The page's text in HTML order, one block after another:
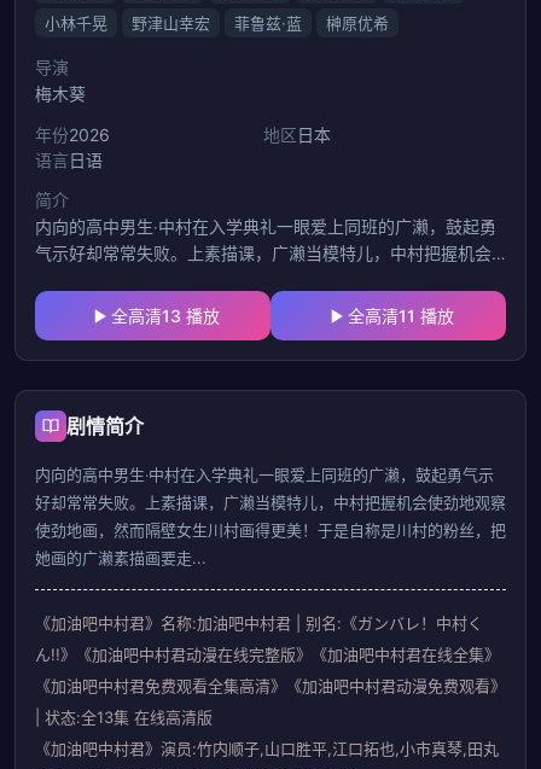
小林千晃
野津山幸宏 菲鲁兹·蓝 榊原优希
导演
梅木葵
年份2026 地区日本
语言日语
简介
内向的高中男生‧中村在入学典礼一眼爱上同班的广濑，鼓起勇
气示好却常常失败。上素描课，广濑当模特儿，中村把握机会
是川村的粉丝，把她画的广濑素描画要走
全高清13 播放 全高清11 播放
剧情简介
内向的高中男生‧中村在入学典礼一眼爱上同班的广濑，鼓起勇气示
好却常常失败。上素描课，广濑当模特儿，中村把握机会使劲地观察
使劲地画，然而隔壁女生川村画得更美！于是自称是川村的粉丝，把
她画的广濑素描画要走...
《加油吧中村君》名称:加油吧中村君 | 别名:《ガンバレ！中村く
ん!!》《加油吧中村君动漫在线完整版》《加油吧中村君在线全集》
《加油吧中村君免费观看全集高清》《加油吧中村君动漫免费观看》
| 状态:全13集 在线高清版
《加油吧中村君》演员:竹内顺子,山口胜平,江口拓也,小市真琴,田丸